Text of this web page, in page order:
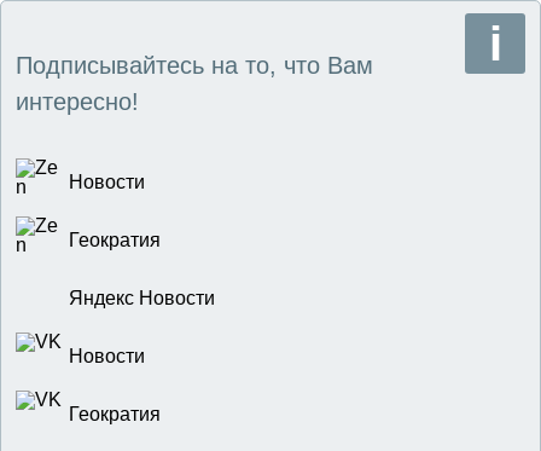
Подписывайтесь на то, что Вам
интересно!
Новости
Геократия
Яндекс Новости
Новости
Геократия